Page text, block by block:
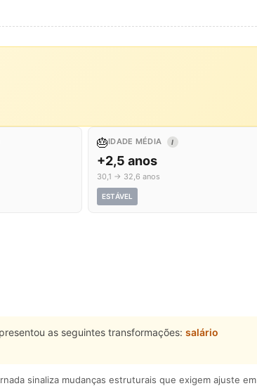
🎂IDADE MÉDIA I
+2,5 anos
30,1 → 32,6 anos
ESTÁVEL
as seguintes transformações: salário
sinaliza mudanças estruturais que exigem ajuste em